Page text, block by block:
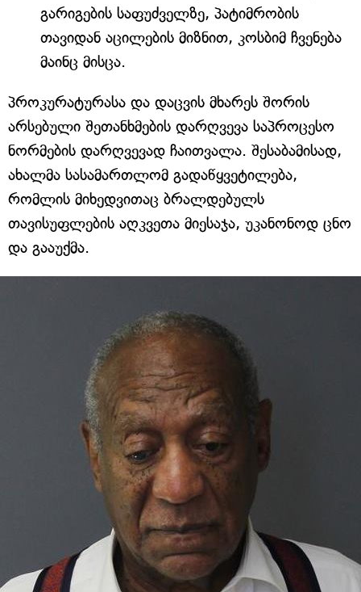
გარიგების საფუძველზე, პატიმრობის
თავიდან აცილების მიზნით, კოსბიმ ჩვენება
მაინც მისცა.
პროკურატურასა და დაცვის მხარეს შორის
არსებული შეთანხმების დარღვევა საპროცესო
ნორმების დარღვევად ჩაითვალა. შესაბამისად,
ახალმა სასამართლომ გადაწყვეტილება,
რომლის მიხედვითაც ბრალდებულს
თავისუფლების აღკვეთა მიესაჯა, უკანონოდ ცნო
და გააუქმა.